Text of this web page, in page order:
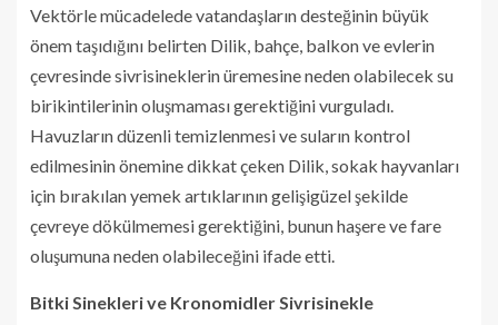
Vektörle mücadelede vatandaşların desteğinin büyük
önem taşıdığını belirten Dilik, bahçe, balkon ve evlerin
çevresinde sivrisineklerin üremesine neden olabilecek su
birikintilerinin oluşmaması gerektiğini vurguladı.
Havuzların düzenli temizlenmesi ve suların kontrol
edilmesinin önemine dikkat çeken Dilik, sokak hayvanları
için bırakılan yemek artıklarının gelişigüzel şekilde
çevreye dökülmemesi gerektiğini, bunun haşere ve fare
oluşumuna neden olabileceğini ifade etti.
Bitki Sinekleri ve Kronomidler Sivrisinekle